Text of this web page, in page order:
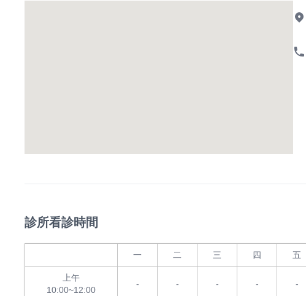
診所看診時間
一 二 三 四 五
上午
10:00~12:00
- - - - -